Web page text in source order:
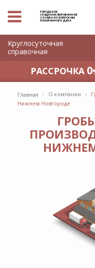
ГОРОДСКАЯ
СПЕЦИАЛИЗИРОВАННАЯ
СЛУЖБА ПО ВОПРОСАМ
ПОХОРОННОГО ДЕЛА
РАССРОЧКА 0
Главная › О компании ›
Нижнем Новгороде
Круглосуточная
справочная